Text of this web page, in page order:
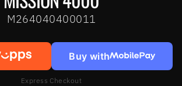
M264040400011
Buy with
Express Checkout